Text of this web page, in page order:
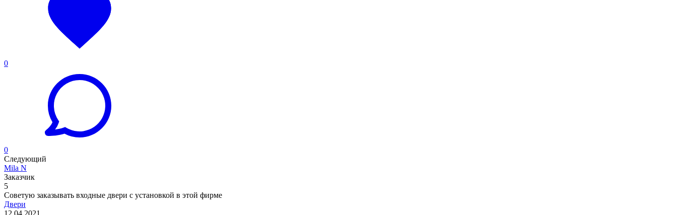
0
0
Следующий
Mila N
Заказчик
5
Советую заказывать входные двери с установкой в этой фирме
Двери
12.04.2021